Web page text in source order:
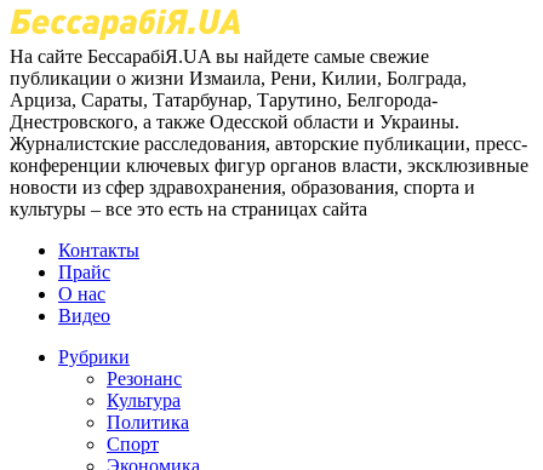
На сайте БессарабіЯ.UA вы найдете самые свежие
публикации о жизни Измаила, Рени, Килии, Болграда,
Арциза, Сараты, Татарбунар, Тарутино, Белгорода-
Днестровского, а также Одесской области и Украины.
Журналистские расследования, авторские публикации, пресс-
конференции ключевых фигур органов власти, эксклюзивные
новости из сфер здравохранения, образования, спорта и
культуры – все это есть на страницах сайта
Контакты
Прайс
О нас
Видео
Рубрики
Резонанс
Культура
Политика
Спорт